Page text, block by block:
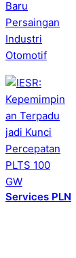
Services PLN